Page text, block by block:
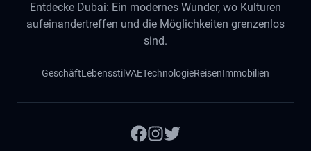
Entdecke Dubai: Ein modernes Wunder, wo Kulturen
aufeinandertreffen und die Möglichkeiten grenzenlos
sind.
GeschäftLebensstilVAETechnologieReisenImmobilien